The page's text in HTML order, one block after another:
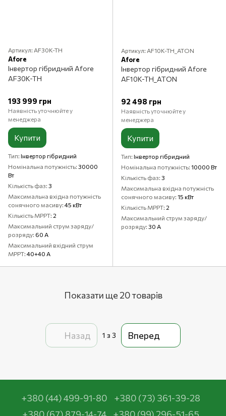
Артикул: AF30K-TH
Aforе
Інвертор гібридний Aforе
AF30K-TH
193 999 грн
Наявність уточнюйте у
менеджера
Купити
Тип Інвертор гібридний
Номінальна потужність 30000
Вт
Кількість фаз 3
Максимальна вхідна потужність
сонячного масиву 45 кВт
Кількість MPPT 2
Максимальний струм заряду/
розряду 60 А
Максимальний вхідний струм
MPPT 40+40 А
Артикул: AF10K-TH_ATON
Aforе
Інвертор гібридний Aforе
AF10K-TH_ATON
92 498 грн
Наявність уточнюйте у
менеджера
Купити
Тип Інвертор гібридний
Номінальна потужність 10000 Вт
Кількість фаз 3
Максимальна вхідна потужність
сонячного масиву 15 кВт
Кількість MPPT 2
Максимальний струм заряду/
розряду 30 А
Показати ще 20 товарів
Назад 1 з 3 Вперед
+380 (44) 499-91-80
+380 (73) 361-39-28